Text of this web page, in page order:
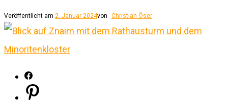
Veröffentlicht am 2. Januar 2024von Christian Öser